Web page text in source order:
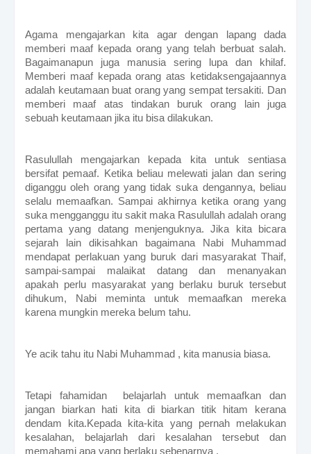
Agama mengajarkan kita agar dengan lapang dada
memberi maaf kepada orang yang telah berbuat salah.
Bagaimanapun juga manusia sering lupa dan khilaf.
Memberi maaf kepada orang atas ketidaksengajaannya
adalah keutamaan buat orang yang sempat tersakiti. Dan
memberi maaf atas tindakan buruk orang lain juga
sebuah keutamaan jika itu bisa dilakukan.
Rasulullah mengajarkan kepada kita untuk sentiasa
bersifat pemaaf. Ketika beliau melewati jalan dan sering
diganggu oleh orang yang tidak suka dengannya, beliau
selalu memaafkan. Sampai akhirnya ketika orang yang
suka mengganggu itu sakit maka Rasulullah adalah orang
pertama yang datang menjenguknya. Jika kita bicara
sejarah lain dikisahkan bagaimana Nabi Muhammad
mendapat perlakuan yang buruk dari masyarakat Thaif,
sampai-sampai malaikat datang dan menanyakan
apakah perlu masyarakat yang berlaku buruk tersebut
dihukum, Nabi meminta untuk memaafkan mereka
karena mungkin mereka belum tahu.
Ye acik tahu itu Nabi Muhammad , kita manusia biasa.
Tetapi fahamidan belajarlah untuk memaafkan dan
jangan biarkan hati kita di biarkan titik hitam kerana
dendam kita.Kepada kita-kita yang pernah melakukan
kesalahan, belajarlah dari kesalahan tersebut dan
memahami apa yang berlaku sebenarnya .